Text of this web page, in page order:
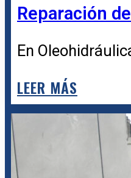
Reparación
En
LEER MÁS